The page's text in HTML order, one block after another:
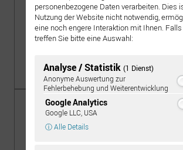
DIE BRUST
personenbezogene Daten verarbeiten. Dies
Nutzung der Website nicht notwendig,
eine noch engere Interaktion mit Ihnen.
treffen Sie bitte eine Auswahl:
Analyse / Statistik (1 Dienst)
Anonyme Auswertung zur
Fehlerbehebung und Weiterentwicklung
Google Analytics
Google LLC, USA
ⓘ Alle Details